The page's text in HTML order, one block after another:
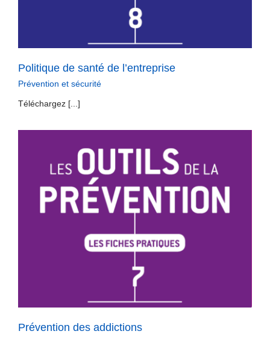
Politique de santé de l’entreprise
Prévention et sécurité
Téléchargez [...]
Prévention des addictions